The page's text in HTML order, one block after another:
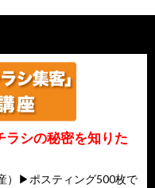
シの秘密を知りた
）▶ポスティング500枚で